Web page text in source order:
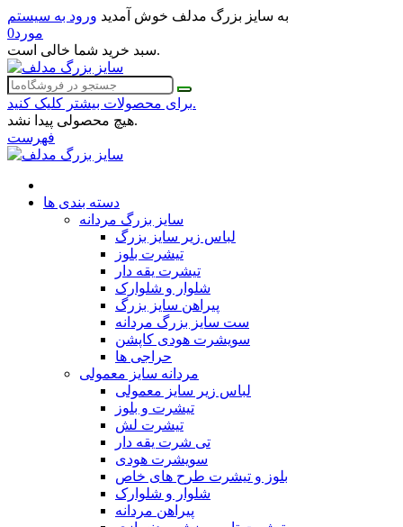
به سایز بزرگ مدلف خوش آمدید ورود به سیستم
0مورد
سبد خرید شما خالی است.
برای محصولات بیشتر کلیک کنید.
هیچ محصولی پیدا نشد.
فهرست
دسته بندی ها
سایز بزرگ مردانه
لباس زیر سایز بزرگ
تیشرت بلوز
تیشرت یقه دار
شلوار و شلوارک
پیراهن سایز بزرگ
ست سایز بزرگ مردانه
سویشرت هودی کاپشن
حراجی ها
مردانه سایز معمولی
لباس زیر سایز معمولی
تیشرت و بلوز
تیشرت لش
تی شرت یقه دار
سویشرت هودی
بلوز و تیشرت طرح های خاص
شلوار و شلوارک
پیراهن مردانه